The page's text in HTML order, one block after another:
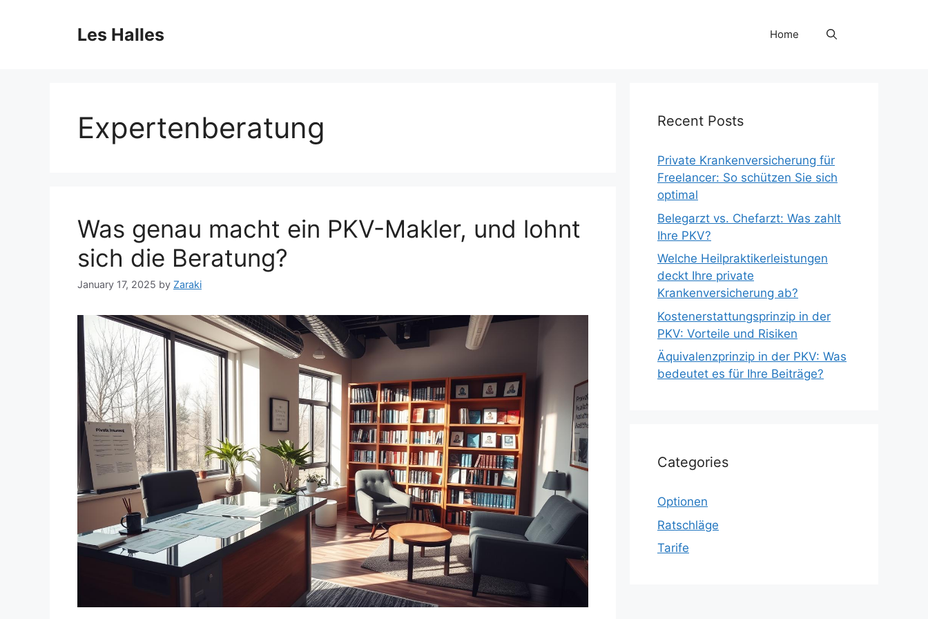
Les Halles Home
Expertenberatung
Was genau macht ein PKV-Makler, und lohnt
sich die Beratung?
January 17, 2025 by Zaraki
Recent Posts
Private Krankenversicherung für
Freelancer: So schützen Sie sich
optimal
Belegarzt vs. Chefarzt: Was zahlt
Ihre PKV?
Welche Heilpraktikerleistungen
deckt Ihre private
Krankenversicherung ab?
Kostenerstattungsprinzip in der
PKV: Vorteile und Risiken
Äquivalenzprinzip in der PKV: Was
bedeutet es für Ihre Beiträge?
Categories
Optionen
Ratschläge
Tarife